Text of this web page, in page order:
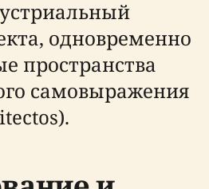
одновременно
пространства
самовыражения